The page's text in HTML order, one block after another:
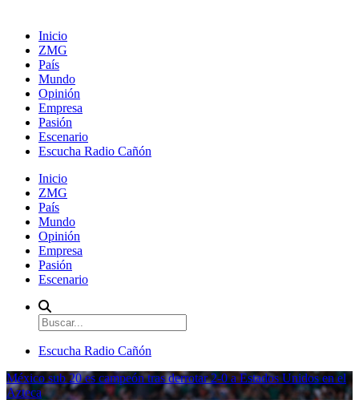
Inicio
ZMG
País
Mundo
Opinión
Empresa
Pasión
Escenario
Escucha Radio Cañón
Inicio
ZMG
País
Mundo
Opinión
Empresa
Pasión
Escenario
Escucha Radio Cañón
México sub 20 es campeón tras derrotar 2-0 a Estados Unidos en el
Azteca